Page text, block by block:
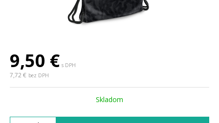
9,50 € s DPH
7,72 € bez DPH
Skladom